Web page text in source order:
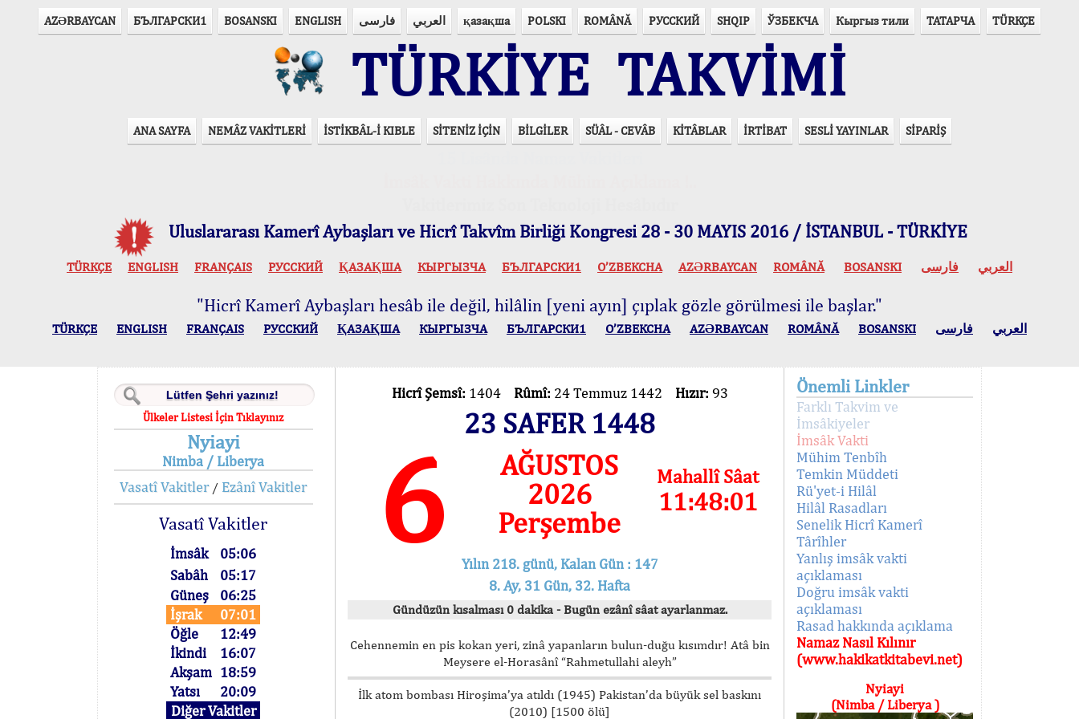
AZӘRBAYCAN БЪЛГАРСКИ1 BOSANSKI ENGLISH فارسی العربي қазақша POLSKI ROMÂNĂ РУССКИЙ SHQIP ЎЗБЕКЧА Кыргыз тили ТАТАРЧА TÜRKÇE
TÜRKİYE TAKVİMİ
ANA SAYFA NEMÂZ VAKİTLERİ İSTİKBÂL-İ KIBLE SİTENİZ İÇİN BİLGİLER SÜÂL - CEVÂB KİTÂBLAR İRTİBAT SESLİ YAYINLAR SİPARİŞ
Uluslararası Kamerî Aybaşları ve Hicrî Takvîm Birliği Kongresi 28 - 30 MAYIS 2016 / İSTANBUL - TÜRKİYE
TÜRKÇE ENGLISH FRANÇAIS РУССКИЙ ҚАЗАҚША КЫPГЫЗЧA БЪЛГАРСКИ1 O’ZBEKCHA AZӘRBAYCAN ROMÂNĂ BOSANSKI العربي فارسی
"Hicrî Kamerî Aybaşları hesâb ile değil, hilâlin [yeni ayın] çıplak gözle görülmesi ile başlar."
TÜRKÇE ENGLISH FRANÇAIS РУССКИЙ ҚАЗАҚША КЫPГЫЗЧA БЪЛГАРСКИ1 O’ZBEKCHA AZӘRBAYCAN ROMÂNĂ BOSANSKI العربي فارسی
Ülkeler Listesi İçin Tıklayınız
Nyiayi
Nimba / Liberya
Vasatî Vakitler/ Ezânî Vakitler
Vasatî Vakitler
İmsâk
05:06
Sabâh
05:17
Güneş
06:25
İşrak
07:01
Öğle
12:49
İkindi
16:07
Akşam 18:59
Yatsı
20:09
Diğer Vakitler
Hicrî Şemsî: 1404 Rûmî: 24 Temmuz 1442 Hızır: 93
23 SAFER 1448
6
AĞUSTOS
2026
Perşembe
Mahallî Sâat
11:48:01
Yılın 218. günü, Kalan Gün : 147
8. Ay, 31 Gün, 32. Hafta
Gündüzün kısalması 0 dakika - Bugün ezânî sâat ayarlanmaz.
Cehennemin en pis kokan yeri, zinâ yapanların bulun-duğu kısımdır! Atâ bin
Meysere el-Horasânî “Rahmetullahi aleyh”
İlk atom bombası Hiroşima’ya atıldı (1945) Pakistan’da büyük sel baskını
(2010) [1500 ölü]
Önemli Linkler
Farklı Takvim ve
İmsâkiyeler
İmsâk Vakti
Mühim Tenbîh
Temkin Müddeti
Rü'yet-i Hilâl
Hilâl Rasadları
Senelik Hicrî Kamerî
Târîhler
Yanlış imsâk vakti
açıklaması
Doğru imsâk vakti
açıklaması
Rasad hakkında açıklama
Namaz Nasıl Kılınır
(www.hakikatkitabevi.net)
Nyiayi
(Nimba / Liberya )